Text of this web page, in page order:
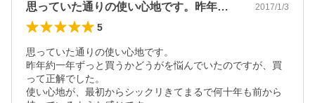
思っていた通りの使い心地です。昨年約一… 2017/1/3
5
思っていた通りの使い心地です。
昨年約一年ずっと買うかどうがを悩んでいたのですが、買
って正解でした。
使い心地が、最初からシックリきてまるで何十年も前から